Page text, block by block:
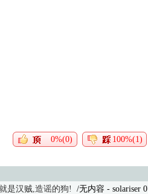
0%(0) 100%(1)
是汉贼,造谣的狗! /无内容 - solariser